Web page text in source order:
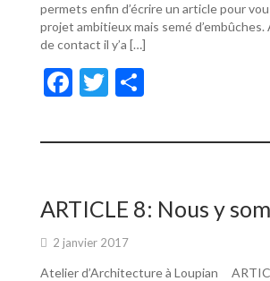
permets enfin d’écrire un article pour
projet ambitieux mais semé
de contact il y’a […]
F
e
o
o
k
T
itt ta
er
ARTICLE 8: Nous y
2 janvier 2017
Atelier d’Architecture à Loupian